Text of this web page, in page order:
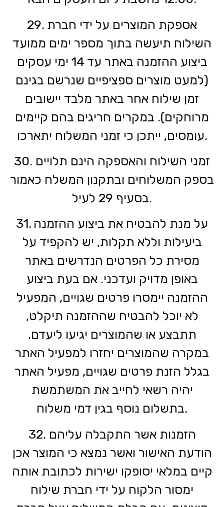
29. אספקת המוצרים על ידי חברת
השילוח תיעשה בתוך מספר ימים ממועד
ביצוע ההזמנה באתר עד 14 ימי עסקים
(למעט מוצרים ספציפיים שנרשם בגינם
זמן שילוח אחר באתר מלבד יישובים
מרוחקים). במקרים חריגים בהם קיימים
עומסים, ייתכן כי זמני המשלוח יתארכו.
30. זמני השילוח והאספקה הינם תלויים
בספק המשלוחים ובתקנון המשלח כאמור
בסעיף 29 לעיל.
31. על מנת להבטיח את ביצוע ההזמנה
ביעילות וללא תקלות, יש להקפיד על
מסירת כל הפרטים הנדרשים באתר
באופן מדויק ועדכני. אם בעת ביצוע
ההזמנה יימסרו פרטים שגויים, המפעיל
לא יוכל להבטיח שההזמנה תיקלט,
תתבצע או שהמוצרים יגיעו ליעדם.
במקרה שהמוצרים יחזרו למפעיל האתר
בגלל הזנת פרטים שגויים, מפעיל האתר
יהיה רשאי לחייב את המשתמשת
בתשלום נוסף בגין דמי משלוח.
32. הזמנות אשר התקבלה עליהם
הודעת האישור ואשר נמצא כי המוצר אכן
קיים במלאי יסופקו ישירות לכתובת אותה
ימסור הלקוח על ידי חברת שילוח